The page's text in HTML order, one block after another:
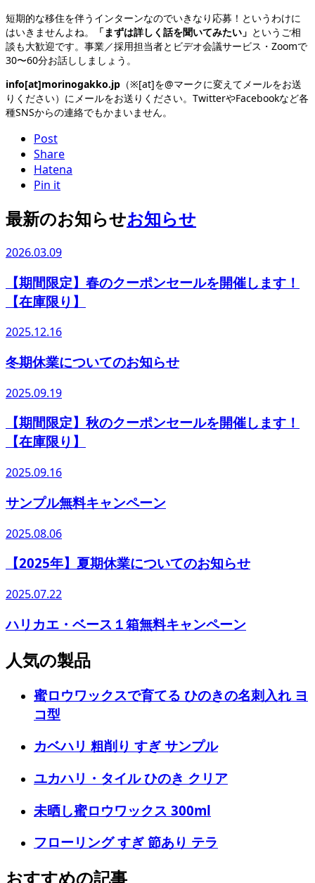
短期的な移住を伴うインターンなのでいきなり応募！というわけに
はいきませんよね。
「まずは詳しく話を聞いてみたい」 というご相
談も大歓迎です。事業／採用担当者とビデオ会議サービス・Zoomで
30〜60分お話ししましょう。
info[at]morinogakko.jp （※[at]を@マークに変えてメールをお送
りください）にメールをお送りください。TwitterやFacebookなど各
種SNSからの連絡でもかまいません。
Post
Share
Hatena
Pin it
最新のお知らせお知らせ
2026.03.09
【期間限定】春のクーポンセールを開催します！
【在庫限り】
2025.12.16
冬期休業についてのお知らせ
2025.09.19
【期間限定】秋のクーポンセールを開催します！
【在庫限り】
2025.09.16
サンプル無料キャンペーン
2025.08.06
【2025年】夏期休業についてのお知らせ
2025.07.22
ハリカエ・ベース１箱無料キャンペーン
人気の製品
蜜ロウワックスで育てる ひのきの名刺入れ ヨ
コ型
カベハリ 粗削り すぎ サンプル
ユカハリ・タイル ひのき クリア
未晒し蜜ロウワックス 300ml
フローリング すぎ 節あり テラ
おすすめの記事